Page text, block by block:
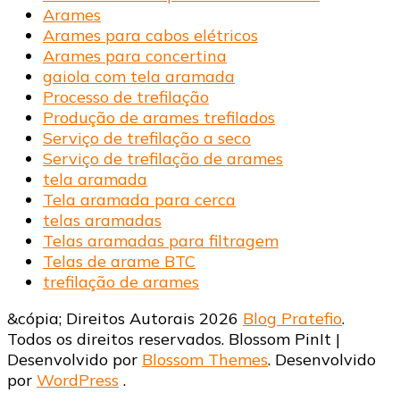
Arames
Arames para cabos elétricos
Arames para concertina
gaiola com tela aramada
Processo de trefilação
Produção de arames trefilados
Serviço de trefilação a seco
Serviço de trefilação de arames
tela aramada
Tela aramada para cerca
telas aramadas
Telas aramadas para filtragem
Telas de arame BTC
trefilação de arames
&cópia; Direitos Autorais 2026 Blog Pratefio.
Todos os direitos reservados. Blossom PinIt |
Desenvolvido por Blossom Themes. Desenvolvido
por WordPress .